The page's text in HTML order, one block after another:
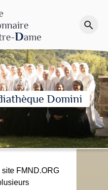
Dame
search
don
Domini
FMND.ORG